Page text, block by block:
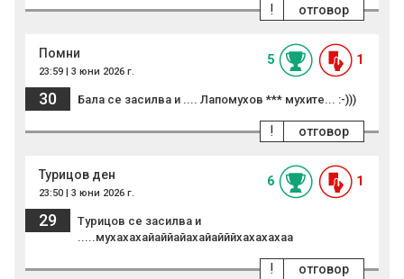
отговор
!
Помни
23:59 | 3 юни 2026 г.
5 1
30 Бала се засилва и .... Лапомухов *** мухите... :-)))
отговор
!
Турицов ден
23:50 | 3 юни 2026 г.
6 1
29
Турицов се засилва и
.....мухахахайаййайахайайййхахахахаа
отговор
!